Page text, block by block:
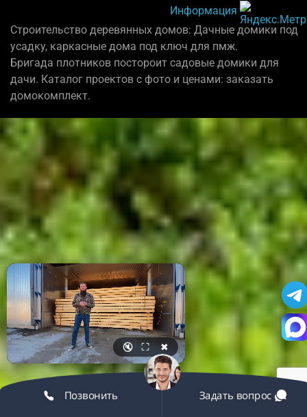
Информация
Строительство деревянных домов: Дачные домики под
усадку, каркасные дома под ключ для пмж.
Бригада плотников постороит садовые домики для
дачи. Каталог проектов с фото и ценами: заказать
домокомплект.
🔇 ⛶ ✖
Позвонить Задать вопрос